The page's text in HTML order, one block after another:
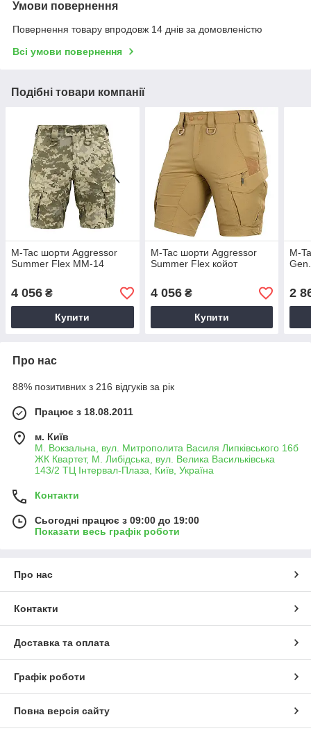
Умови повернення
Повернення товару впродовж 14 днів за домовленістю
Всі умови повернення
Подібні товари компанії
M-Tac шорти Aggressor
Summer Flex ММ-14
4 056 ₴
Купити
M-Tac шорти Aggressor
Summer Flex койот
4 056₴
Купити
M-
2
Про нас
88% позитивних з 216 відгуків за рік
Працює з 18.08.2011
м. Київ
М. Вокзальна, вул. Митрополита Василя Липківського 16б
ЖК Квартет, М. Либідська, вул. Велика Васильківська
143/2 ТЦ Інтервал-Плаза, Київ, Україна
Контакти
Сьогодні працює з 09:00 до 19:00
Показати весь графік роботи
Про нас
Контакти
Доставка та оплата
Графік роботи
Повна версія сайту